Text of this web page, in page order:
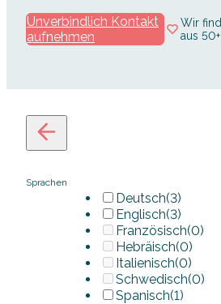
Unverbindlich Kontakt
aufnehmen
Wir
aus
Sprachen
Deutsch(3)
Englisch(3)
Französisch(0)
Hebräisch(0)
Italienisch(0)
Schwedisch(0)
Spanisch(1)